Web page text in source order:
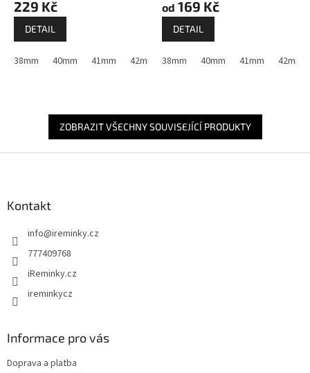
229 Kč
DETAIL
38mm 40mm 41mm 42mm (Apple Watch 1,2,3) 44mm
od 169 Kč
DETAIL
38mm 40mm 41mm 42mm
ZOBRAZIT VŠECHNY SOUVISEJÍCÍ PRODUKTY
Kontakt
info@ireminky.cz
777409768
iReminky.cz
ireminkycz
Informace pro vás
Doprava a platba